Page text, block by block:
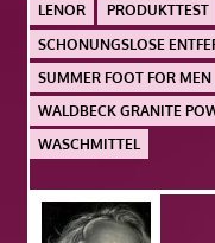
LENOR
PRODUKTTEST
SCHONUNGSLOSE
SUMMER FOOT FOR MEN
WALDBECK GRANITE
WASCHMITTEL